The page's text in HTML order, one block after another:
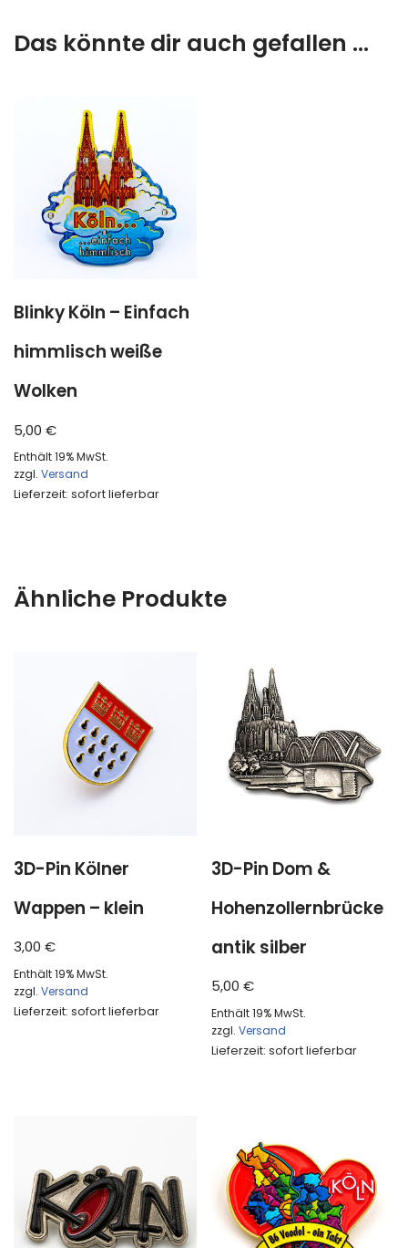
Das könnte dir auch gefallen …
Blinky Köln – Einfach
himmlisch weiße
Wolken
5,00 €
Enthält 19% MwSt.
zzgl. Versand
Lieferzeit: sofort lieferbar
Ähnliche Produkte
3D-Pin Kölner
Wappen – klein
3,00 €
Enthält 19% MwSt.
zzgl. Versand
Lieferzeit: sofort lieferbar
3D-Pin Dom &
Hohenzollernbrücke
antik silber
5,00€
Enthält 19% MwSt.
zzgl.Versand
Lieferzeit: sofort lieferbar